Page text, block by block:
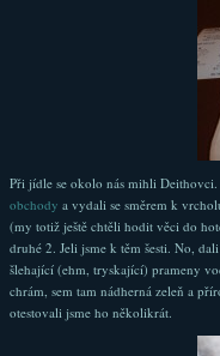
Při jídle se okolo nás mihli
obchody a vydali se směrem k
(my totiž ještě chtěli hodit věci do
druhé 2. Jeli jsme k těm šesti. No,
šlehající (ehm, tryskající) prameny
chrám, sem tam nádherná zeleň a
otestovali jsme ho několikrát.